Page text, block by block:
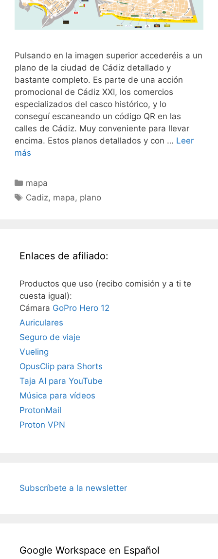
Pulsando en la imagen superior accederéis a un
plano de la ciudad de Cádiz detallado y
bastante completo. Es parte de una acción
promocional de Cádiz XXI, los comercios
especializados del casco histórico, y lo
conseguí escaneando un código QR en las
calles de Cádiz. Muy conveniente para llevar
encima. Estos planos detallados y con … Leer
más
Categorías
mapa
Etiquetas
Cadiz, mapa, plano
Enlaces de afiliado:
Productos que uso (recibo comisión y a ti te
cuesta igual):
Cámara GoPro Hero 12
Auriculares
Seguro de viaje
Vueling
OpusClip para Shorts
Taja AI para YouTube
Música para vídeos
ProtonMail
Proton VPN
Subscríbete a la newsletter
Google Workspace en Español